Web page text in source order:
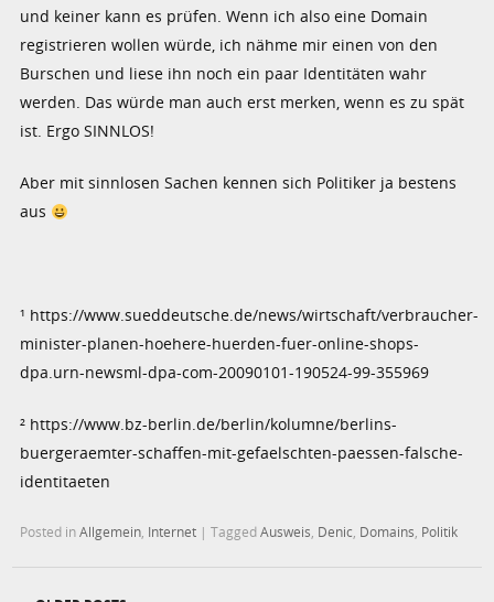
und keiner kann es prüfen. Wenn ich also eine Domain
registrieren wollen würde, ich nähme mir einen von den
Burschen und liese ihn noch ein paar Identitäten wahr
werden. Das würde man auch erst merken, wenn es zu spät
ist. Ergo SINNLOS!
Aber mit sinnlosen Sachen kennen sich Politiker ja bestens
aus
¹ https://www.sueddeutsche.de/news/wirtschaft/verbraucher-
minister-planen-hoehere-huerden-fuer-online-shops-
dpa.urn-newsml-dpa-com-20090101-190524-99-355969
² https://www.bz-berlin.de/berlin/kolumne/berlins-
buergeraemter-schaffen-mit-gefaelschten-paessen-falsche-
identitaeten
Posted inAllgemein, Internet |TaggedAusweis, Denic, Domains, Politik